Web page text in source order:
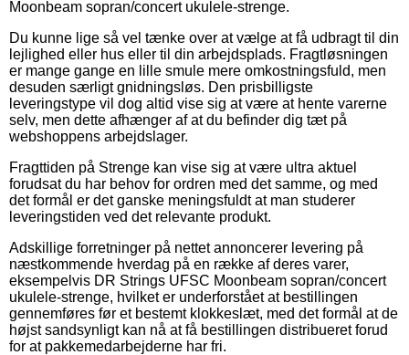
Moonbeam sopran/concert ukulele-strenge.
Du kunne lige så vel tænke over at vælge at få udbragt til din
lejlighed eller hus eller til din arbejdsplads. Fragtløsningen
er mange gange en lille smule mere omkostningsfuld, men
desuden særligt gnidningsløs. Den prisbilligste
leveringstype vil dog altid vise sig at være at hente varerne
selv, men dette afhænger af at du befinder dig tæt på
webshoppens arbejdslager.
Fragttiden på Strenge kan vise sig at være ultra aktuel
forudsat du har behov for ordren med det samme, og med
det formål er det ganske meningsfuldt at man studerer
leveringstiden ved det relevante produkt.
Adskillige forretninger på nettet annoncerer levering på
næstkommende hverdag på en række af deres varer,
eksempelvis DR Strings UFSC Moonbeam sopran/concert
ukulele-strenge, hvilket er underforstået at bestillingen
gennemføres før et bestemt klokkeslæt, med det formål at de
højst sandsynligt kan nå at få bestillingen distribueret forud
for at pakkemedarbejderne har fri.